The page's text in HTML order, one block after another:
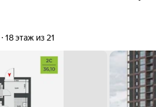
18 этаж из 21